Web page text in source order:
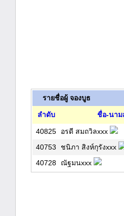
รายชื่อผู้ จองบูธ
ลำดับ ชื่อ-นาม
40825 อรดี สมถวิลxxx
40753
ชนิภา สิงห์กุรังxxx
40728
ณัฐมนxxx